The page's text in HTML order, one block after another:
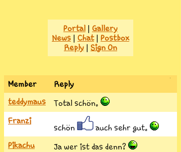
Portal | Gallery
News | Chat| Postbox
Reply | Sign On
Member
Reply
teddymaus
Total schön.
Franzi
schön
auch sehr gut.
Pikachu
Ja wer ist das denn?